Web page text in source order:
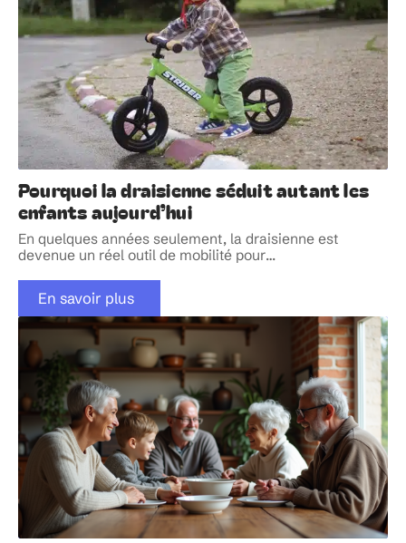
Pourquoi la draisienne séduit autant les
enfants aujourd’hui
En quelques années seulement, la draisienne est
devenue un réel outil de mobilité pour…
En savoir plus